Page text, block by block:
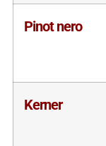
Pinot nero
Kerner